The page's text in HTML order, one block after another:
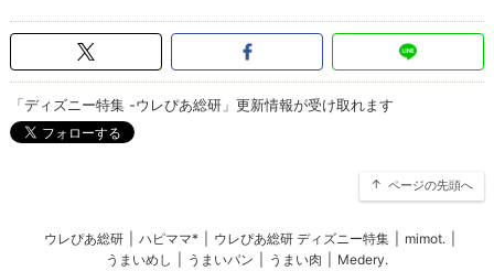
「ディズニー特集 -ウレぴあ総研」更新情報が受け取れます
ページの先頭へ
ウレぴあ総研 ハピママ* ウレぴあ総研 ディズニー特集 mimot.
うまいめし
うまいパン うまい肉 Medery.